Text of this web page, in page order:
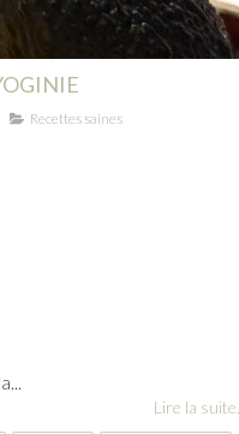
Recettes saines
Lire la suite...